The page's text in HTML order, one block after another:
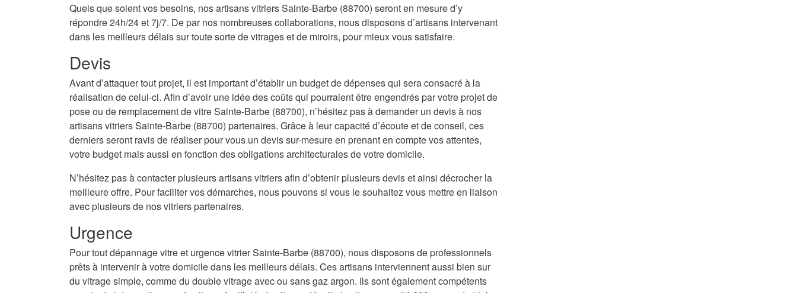
Quels que soient vos besoins, nos artisans vitriers Sainte-Barbe (88700) seront en mesure d’y
répondre 24h/24 et 7j/7. De par nos nombreuses collaborations, nous disposons d’artisans intervenant
dans les meilleurs délais sur toute sorte de vitrages et de miroirs, pour mieux vous satisfaire.
Devis
Avant d’attaquer tout projet, il est important d’établir un budget de dépenses qui sera consacré à la
réalisation de celui-ci. Afin d’avoir une idée des coûts qui pourraient être engendrés par votre projet de
pose ou de remplacement de vitre Sainte-Barbe (88700), n’hésitez pas à demander un devis à nos
artisans vitriers Sainte-Barbe (88700) partenaires. Grâce à leur capacité d’écoute et de conseil, ces
derniers seront ravis de réaliser pour vous un devis sur-mesure en prenant en compte vos attentes,
votre budget mais aussi en fonction des obligations architecturales de votre domicile.
N’hésitez pas à contacter plusieurs artisans vitriers afin d’obtenir plusieurs devis et ainsi décrocher la
meilleure offre. Pour faciliter vos démarches, nous pouvons si vous le souhaitez vous mettre en liaison
avec plusieurs de nos vitriers partenaires.
Urgence
Pour tout dépannage vitre et urgence vitrier Sainte-Barbe (88700), nous disposons de professionnels
prêts à intervenir à votre domicile dans les meilleurs délais. Ces artisans interviennent aussi bien sur
du vitrage simple, comme du double vitrage avec ou sans gaz argon. Ils sont également compétents